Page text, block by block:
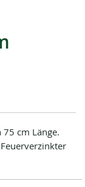
cm Länge.